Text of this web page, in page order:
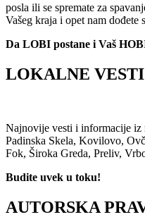
posla ili se spremate za
Vašeg kraja i opet nam dođete
Da LOBI postane i Vaš
LOKALNE VESTI
Najnovije vesti i informacije iz
Padinska Skela, Kovilovo,
Fok, Široka Greda, Preliv,
Budite uvek u toku!
AUTORSKA